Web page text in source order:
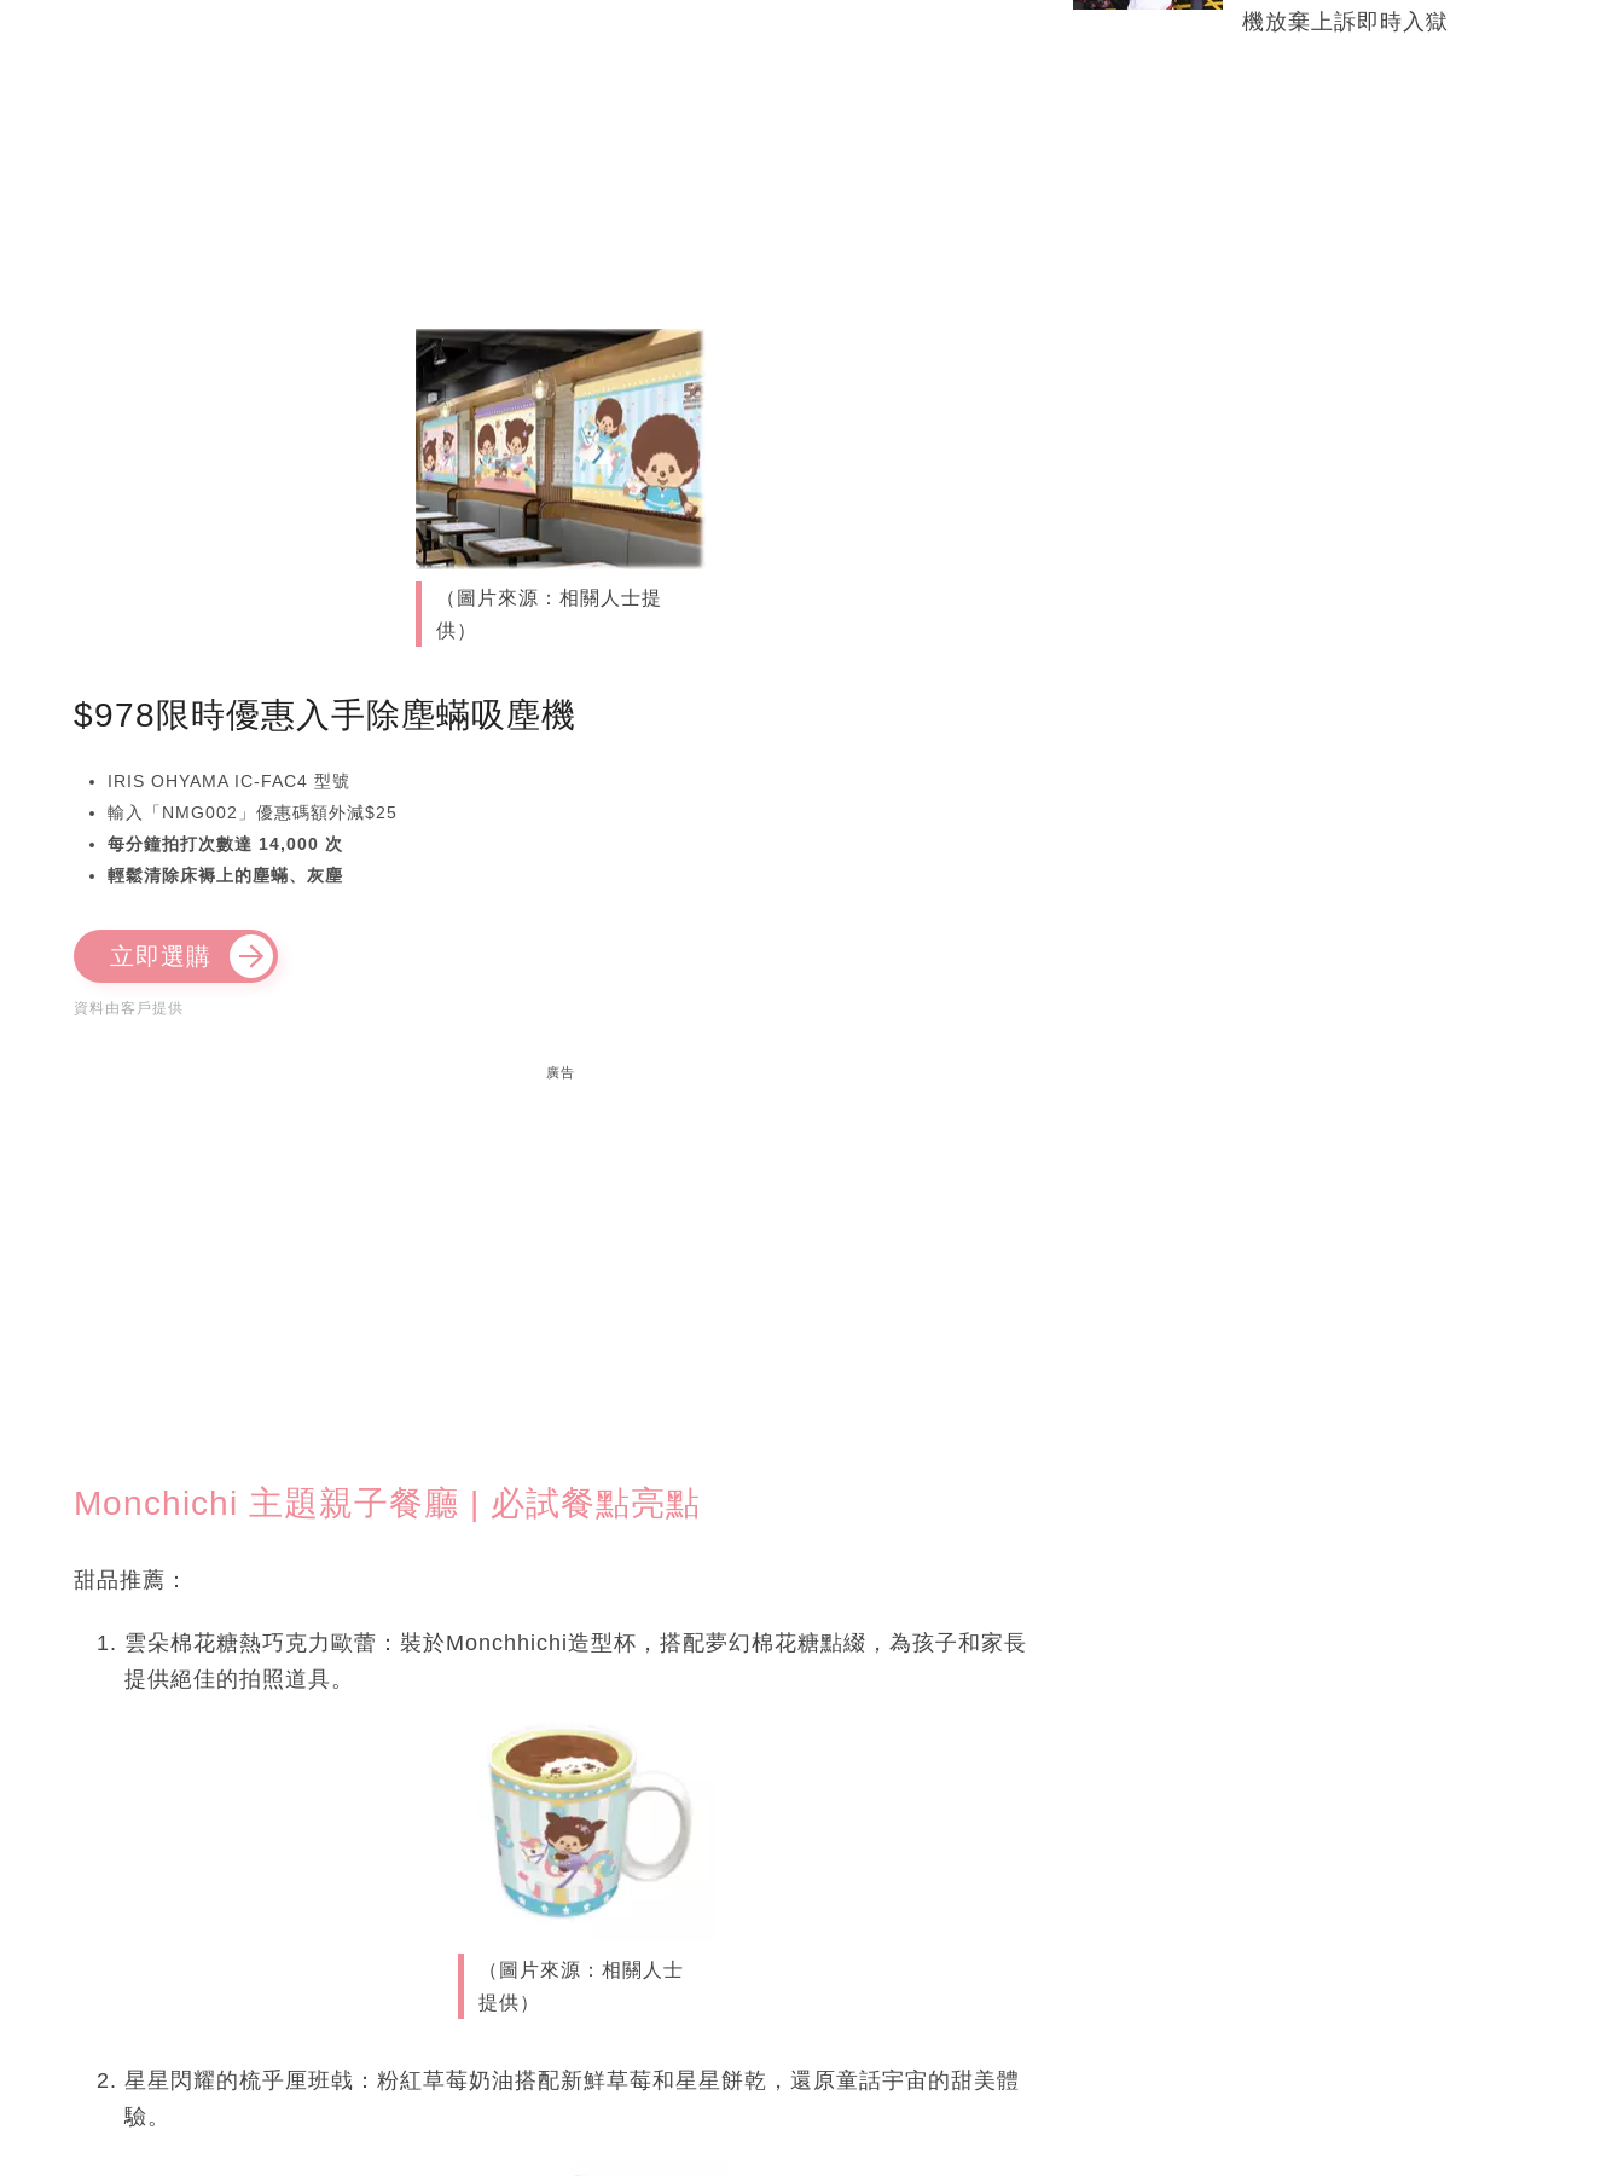
（圖片來源：相關人士提
供）
$978限時優惠入手除塵蟎吸塵機
IRIS OHYAMA IC-FAC4 型號
輸入「NMG002」優惠碼額外減$25
每分鐘拍打次數達 14,000 次
輕鬆清除床褥上的塵蟎、灰塵
立即選購
資料由客戶提供
廣告
Monchichi 主題親子餐廳 | 必試餐點亮點
甜品推薦：
雲朵棉花糖熱巧克力歐蕾：裝於Monchhichi造型杯，搭配夢幻棉花糖點綴，為孩子和家長
提供絕佳的拍照道具。
（圖片來源：相關人士
提供）
星星閃耀的梳乎厘班㦸：粉紅草莓奶油搭配新鮮草莓和星星餅乾，還原童話宇宙的甜美體
驗。
機放棄上訴即時入獄